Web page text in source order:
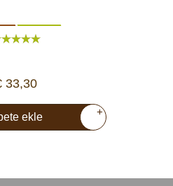
33,30
ekle +